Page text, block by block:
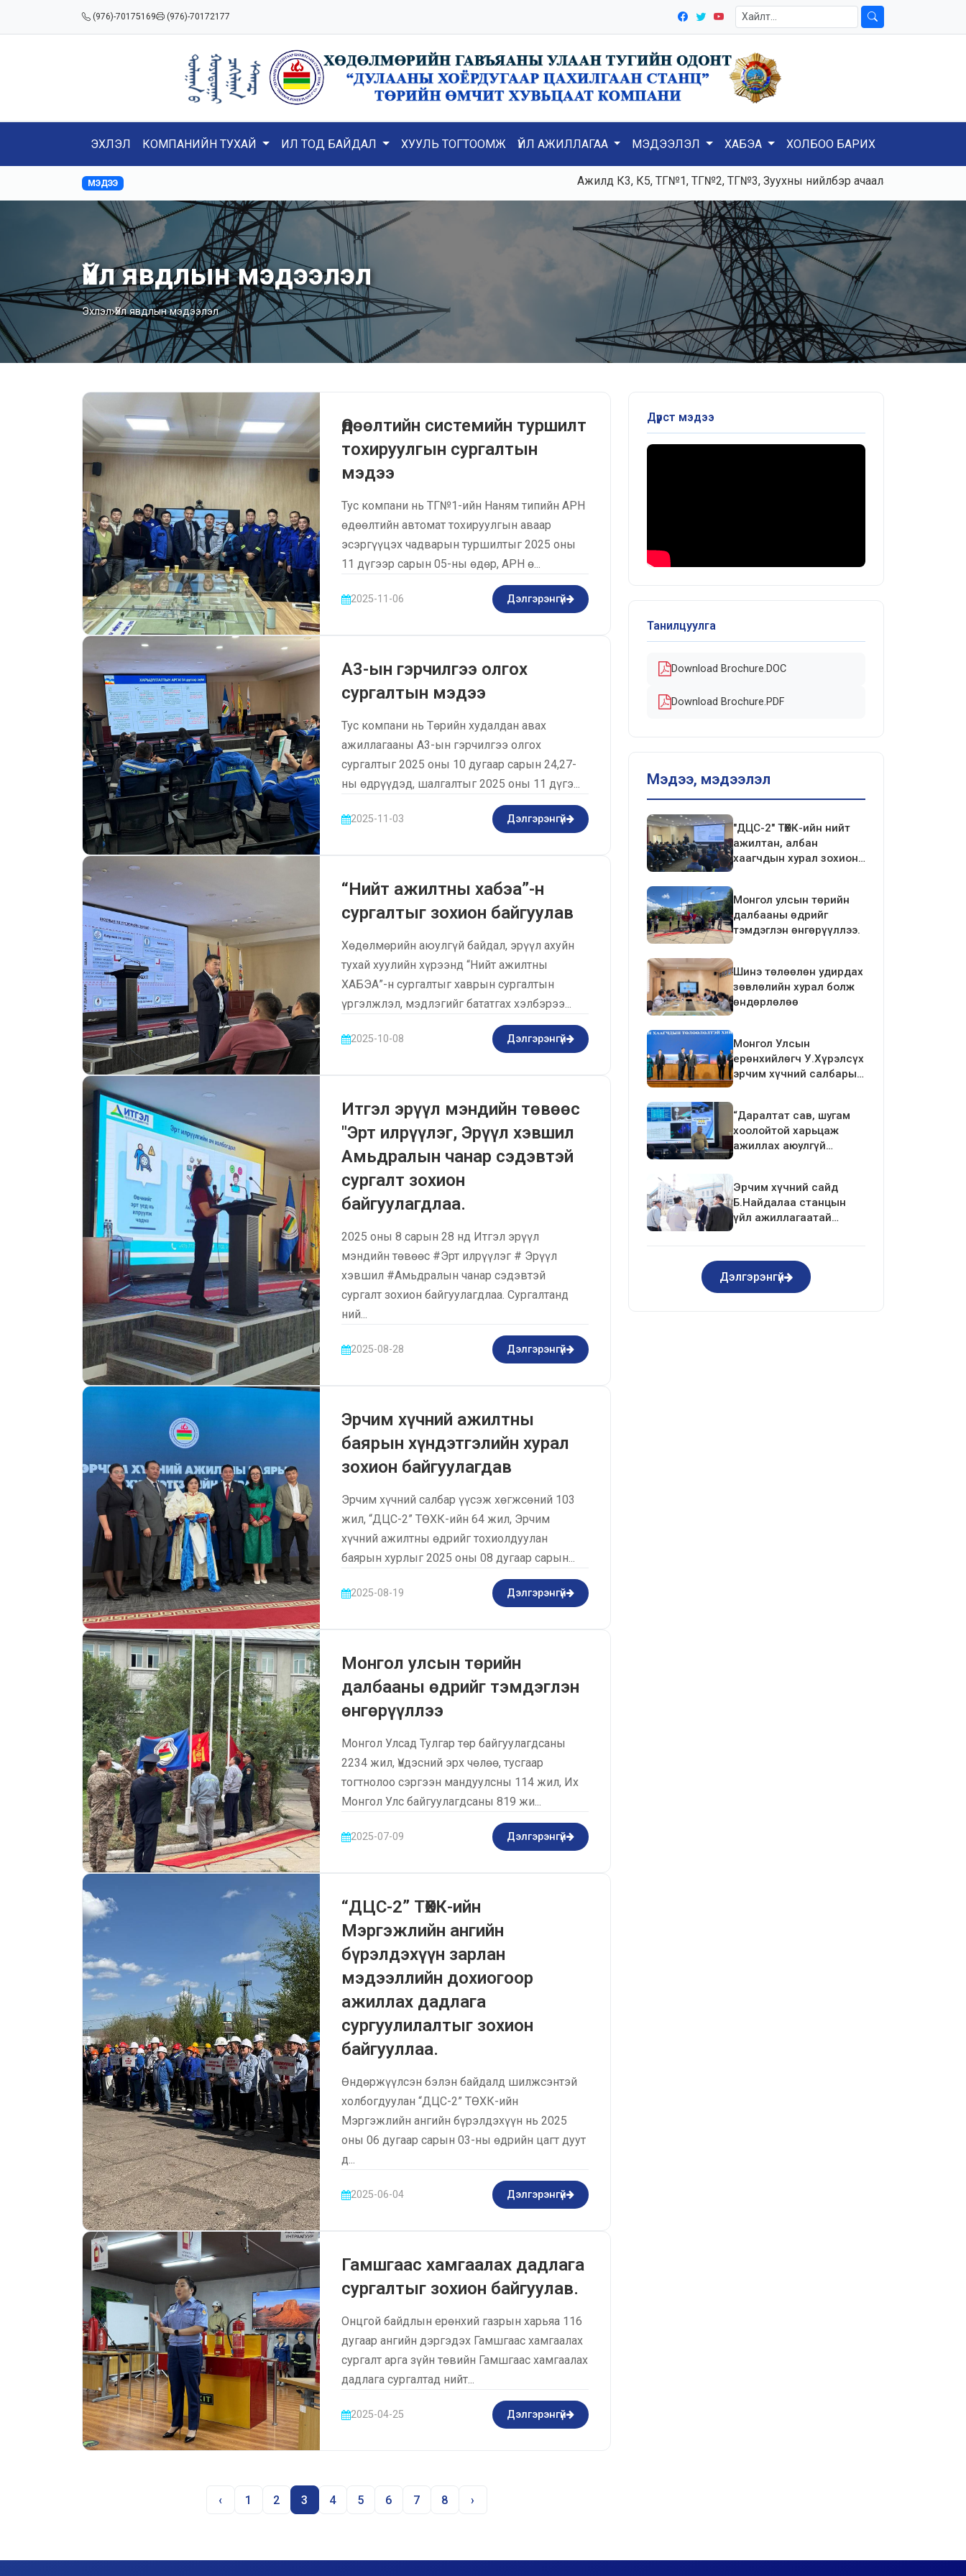
(976)-70175169 (976)-70172177
ЭХЛЭЛ КОМПАНИЙН ТУХАЙ ИЛ ТОД БАЙДАЛ ХУУЛЬ ТОГТООМЖ ҮЙЛ АЖИЛЛАГАА МЭДЭЭЛЭЛ ХАБЭА ХОЛБОО БАРИХ
МЭДЭЭ Ажилд К3, К5, ТГ№1, ТГ№2, ТГ№3, Зуухны нийлбэр ачаалал 120-125тн/ц,
Үйл явдлын мэдээлэл
Эхлэл Үйл явдлын мэдээлэл
Өдөөлтийн системийн туршилт
тохируулгын сургалтын
мэдээ
Тус компани нь ТГ№1-ийн Наням типийн АРН
өдөөлтийн автомат тохируулгын аваар
эсэргүүцэх чадварын туршилтыг 2025 оны
11 дүгээр сарын 05-ны өдөр, АРН ө...
2025-11-06 Дэлгэрэнгүй
А3-ын гэрчилгээ олгох
сургалтын мэдээ
Тус компани нь Төрийн худалдан авах
ажиллагааны А3-ын гэрчилгээ олгох
сургалтыг 2025 оны 10 дугаар сарын 24,27-
ны өдрүүдэд, шалгалтыг 2025 оны 11 дүгэ...
2025-11-03 Дэлгэрэнгүй
“Нийт ажилтны хабэа”-н
сургалтыг зохион байгуулав
Хөдөлмөрийн аюулгүй байдал, эрүүл ахуйн
тухай хуулийн хүрээнд “Нийт ажилтны
ХАБЭА”-н сургалтыг хаврын сургалтын
үргэлжлэл, мэдлэгийг бататгах хэлбэрээ...
2025-10-08 Дэлгэрэнгүй
Итгэл эрүүл мэндийн төвөөс
"Эрт илрүүлэг, Эрүүл хэвшил
Амьдралын чанар сэдэвтэй
сургалт зохион
байгуулагдлаа.
2025 оны 8 сарын 28 нд Итгэл эрүүл
мэндийн төвөөс #Эрт илрүүлэг # Эрүүл
хэвшил #Амьдралын чанар сэдэвтэй
сургалт зохион байгуулагдлаа. Сургалтанд
ний...
2025-08-28 Дэлгэрэнгүй
Эрчим хүчний ажилтны
баярын хүндэтгэлийн хурал
зохион байгуулагдав
Эрчим хүчний салбар үүсэж хөгжсөний 103
жил, “ДЦС-2” ТӨХК-ийн 64 жил, Эрчим
хүчний ажилтны өдрийг тохиолдуулан
баярын хурлыг 2025 оны 08 дугаар сарын...
2025-08-19 Дэлгэрэнгүй
Монгол улсын төрийн
далбааны өдрийг тэмдэглэн
өнгөрүүллээ
Монгол Улсад Тулгар төр байгуулагдсаны
2234 жил, Үндэсний эрх чөлөө, тусгаар
тогтнолоо сэргээн мандуулсны 114 жил, Их
Монгол Улс байгуулагдсаны 819 жи...
2025-07-09 Дэлгэрэнгүй
“ДЦС-2” ТӨХК-ийн
Мэргэжлийн ангийн
бүрэлдэхүүн зарлан
мэдээллийн дохиогоор
ажиллах дадлага
сургуулилалтыг зохион
байгууллаа.
Өндөржүүлсэн бэлэн байдалд шилжсэнтэй
холбогдуулан “ДЦС-2” ТӨХК-ийн
Мэргэжлийн ангийн бүрэлдэхүүн нь 2025
оны 06 дугаар сарын 03-ны өдрийн цагт дуут
д...
2025-06-04 Дэлгэрэнгүй
Гамшгаас хамгаалах дадлага
сургалтыг зохион байгуулав.
Онцгой байдлын ерөнхий газрын харьяа 116
дугаар ангийн дэргэдэх Гамшгаас хамгаалах
сургалт арга зүйн төвийн Гамшгаас хамгаалах
дадлага сургалтад нийт...
2025-04-25 Дэлгэрэнгүй
‹ 1 2 3 4 5 6 7 8 ›
Дүрст мэдээ
Танилцуулга
Download Brochure.DOC
Download Brochure.PDF
Мэдээ, мэдээлэл
"ДЦС-2" ТӨХК-ийн нийт
ажилтан, албан
хаагчдын хурал зохион
Монгол улсын төрийн
далбааны өдрийг
тэмдэглэн өнгөрүүллээ.
Шинэ төлөөлөн удирдах
зөвлөлийн хурал болж
өндөрлөлөө
Монгол Улсын
ерөнхийлөгч У.Хүрэлсүх
эрчим хүчний салбарын
уулзалт хийлээ
“Даралтат сав, шугам
хоолойтой харьцаж
ажиллах аюулгүй
байгуулав.
Эрчим хүчний сайд
Б.Найдалаа станцын
үйл ажиллагаатай
Дэлгэрэнгүй